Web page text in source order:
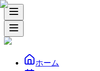
ホーム